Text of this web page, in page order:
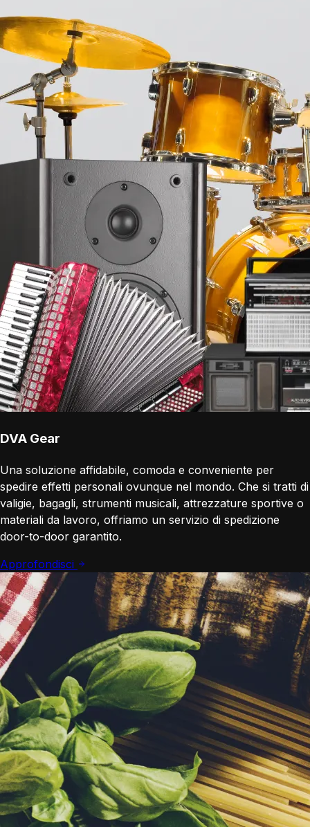
DVA Gear
Una soluzione affidabile, comoda e conveniente per
spedire effetti personali ovunque nel mondo. Che si tratti di
valigie, bagagli, strumenti musicali, attrezzature sportive o
materiali da lavoro, offriamo un servizio di spedizione
door-to-door garantito.
Approfondisci